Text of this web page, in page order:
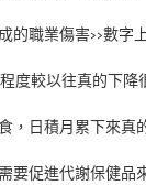
的職業傷害>>數字
度較以往真的下降
，日積月累下來真
要促進代謝保健品